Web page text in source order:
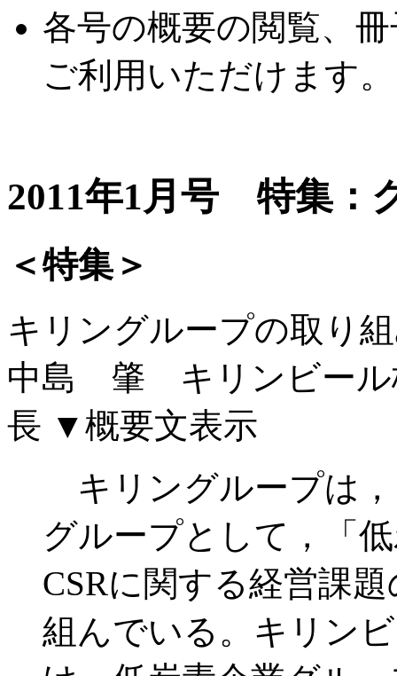
各号の概要の閲覧、
ご利用いただけます。
2011年1月号 特集：
＜特集＞
キリングループの取り
中島 肇 キリンビール
長 ▼概要文表示
キリングループは
グループとして，「
CSRに関する経営課
組んでいる。キリン